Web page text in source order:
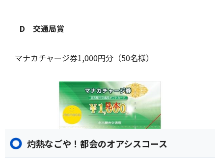
D 交通局賞
マナカチャージ券1,000円分（50名様）
灼熱なごや！都会のオアシスコース